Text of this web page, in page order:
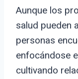
Aunque los
salud pueden
personas
enfocándose
cultivando